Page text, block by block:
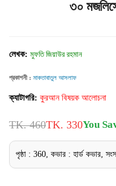
৩০
লেখক: মুফতি জিয়াউর রহমান
প্রকাশনী : মাকতাবাতুল আসলাফ
ক্যাটাগরি: কুরআন বিষয়ক আলোচনা
TK. 460TK. 330You
পৃষ্ঠা : 360, কভার : হার্ড কভার,